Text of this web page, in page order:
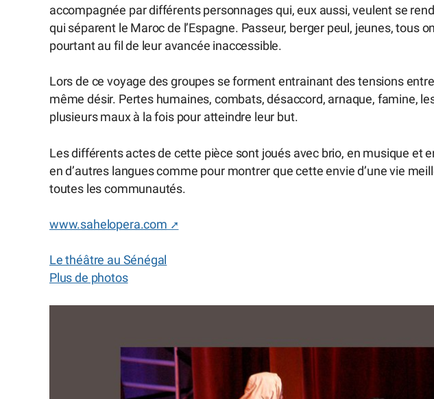
accompagnée par différents personnages qui, eux aussi, veulent se
qui séparent le Maroc de l’Espagne. Passeur, berger peul, jeunes, tous
pourtant au fil de leur avancée inaccessible.
Lors de ce voyage des groupes se forment entrainant des tensions
même désir. Pertes humaines, combats, désaccord, arnaque, famine,
plusieurs maux à la fois pour atteindre leur but.
Les différents actes de cette pièce sont joués avec brio, en musique et
en d’autres langues comme pour montrer que cette envie d’une vie
toutes les communautés.
www.sahelopera.com
Le théâtre au Sénégal
Plus de photos